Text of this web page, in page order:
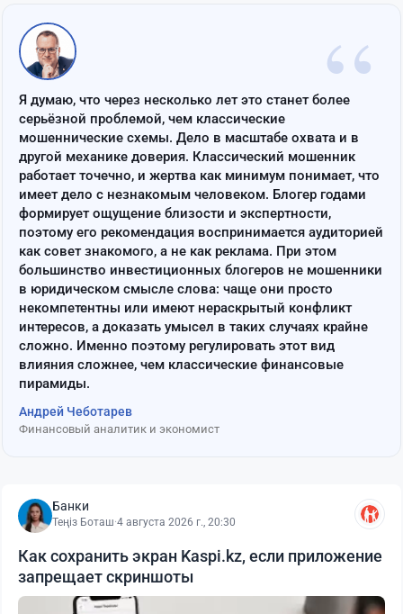
“
Я думаю, что через несколько лет это станет более
серьёзной проблемой, чем классические
мошеннические схемы. Дело в масштабе охвата и в
другой механике доверия. Классический мошенник
работает точечно, и жертва как минимум понимает, что
имеет дело с незнакомым человеком. Блогер годами
формирует ощущение близости и экспертности,
поэтому его рекомендация воспринимается аудиторией
как совет знакомого, а не как реклама. При этом
большинство инвестиционных блогеров не мошенники
в юридическом смысле слова: чаще они просто
некомпетентны или имеют нераскрытый конфликт
интересов, а доказать умысел в таких случаях крайне
сложно. Именно поэтому регулировать этот вид
влияния сложнее, чем классические финансовые
пирамиды.
Андрей Чеботарев
Финансовый аналитик и экономист
Банки
Теңіз Боташ·4 августа 2026 г., 20:30
Как сохранить экран Kaspi.kz, если приложение
запрещает скриншоты